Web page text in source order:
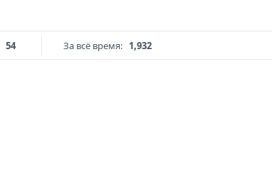
54 За всё время: 1,932